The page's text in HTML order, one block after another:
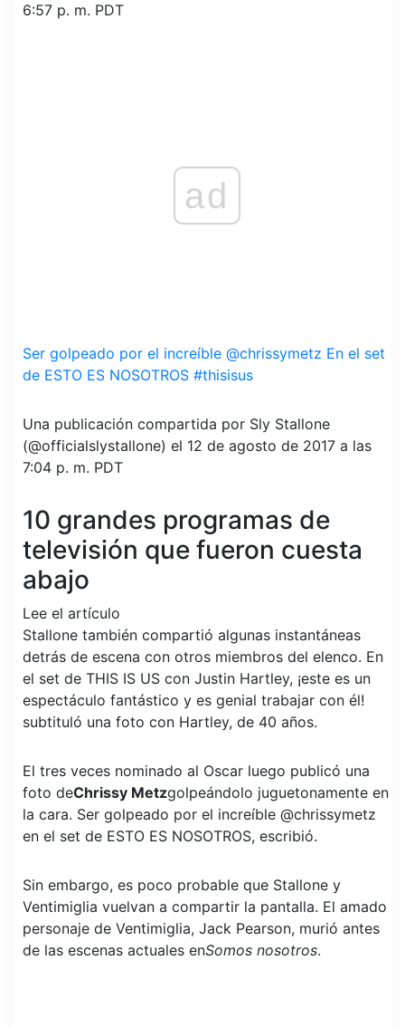
6:57 p. m. PDT
ad
Ser golpeado por el increíble @chrissymetz En el set
de ESTO ES NOSOTROS #thisisus
Una publicación compartida por Sly Stallone
(@officialslystallone) el 12 de agosto de 2017 a las
7:04 p. m. PDT
10 grandes programas de
televisión que fueron cuesta
abajo
Lee el artículo
Stallone también compartió algunas instantáneas
detrás de escena con otros miembros del elenco. En
el set de THIS IS US con Justin Hartley, ¡este es un
espectáculo fantástico y es genial trabajar con él!
subtituló una foto con Hartley, de 40 años.
El tres veces nominado al Oscar luego publicó una
foto deChrissy Metzgolpeándolo juguetonamente en
la cara. Ser golpeado por el increíble @chrissymetz
en el set de ESTO ES NOSOTROS, escribió.
Sin embargo, es poco probable que Stallone y
Ventimiglia vuelvan a compartir la pantalla. El amado
personaje de Ventimiglia, Jack Pearson, murió antes
de las escenas actuales enSomos nosotros.